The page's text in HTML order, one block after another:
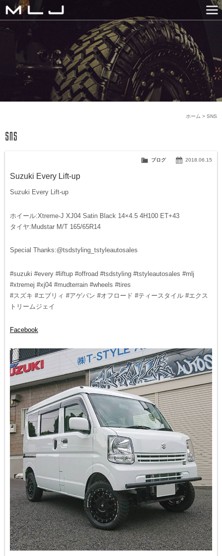
MLJ / Lexani(レクサーニ
GALLERY
SNS
NEWS
COMPANY
HISTORY
CONTACT US
LINK
SNS
ホーム >
2018.06.15
ブログ
Suzuki Every Lift-up
Suzuki Every Lift-up
ホイール:Xtreme-J XJ04 Satin Black 14×4.5 4H100 ET+43
タイヤ:Mudstar M/T 165/65R14
Special Thanks:@tsdstyling_tstyleautosales
#suzuki #every #liftup #offroad #tsdstyling #tstyleautosales #mlj
#xtremej #xj04 #mudterrain #wheels #tires
#スズキ #エブリィ #アゲバン #オフロード #ティースタイル #エクス
トリームジェイ
Facebook